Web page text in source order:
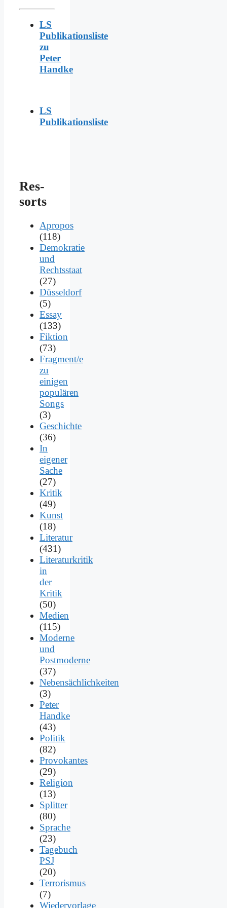
LS
Publikationsliste
zu
Peter
Handke
LS
Publikationsliste
Res­
sorts
Apropos
(118)
Demokratie
und
Rechtsstaat
(27)
Düsseldorf
(5)
Essay
(133)
Fiktion
(73)
Fragment/e
zu
einigen
populären
Songs
(3)
Geschichte
(36)
In
eigener
Sache
(27)
Kritik
(49)
Kunst
(18)
Literatur
(431)
Literaturkritik
in
der
Kritik
(50)
Medien
(115)
Moderne
und
Postmoderne
(37)
Nebensächlichkeiten
(3)
Peter
Handke
(43)
Politik
(82)
Provokantes
(29)
Religion
(13)
Splitter
(80)
Sprache
(23)
Tagebuch
PSJ
(20)
Terrorismus
(7)
Wiedervorlage